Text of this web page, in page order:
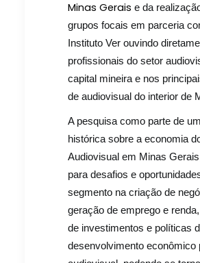
Minas Gerais e da
grupos focais em parceria
Instituto Ver ouvindo
profissionais do setor
capital mineira e nos
de audiovisual do interior de
A pesquisa como parte de
histórica sobre a economia
Audiovisual em Minas
para desafios e
segmento na criação de
geração de emprego e
de investimentos e políticas
desenvolvimento econômico